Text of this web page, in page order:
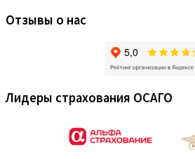
Отзывы о нас
Лидеры страхования ОСАГО